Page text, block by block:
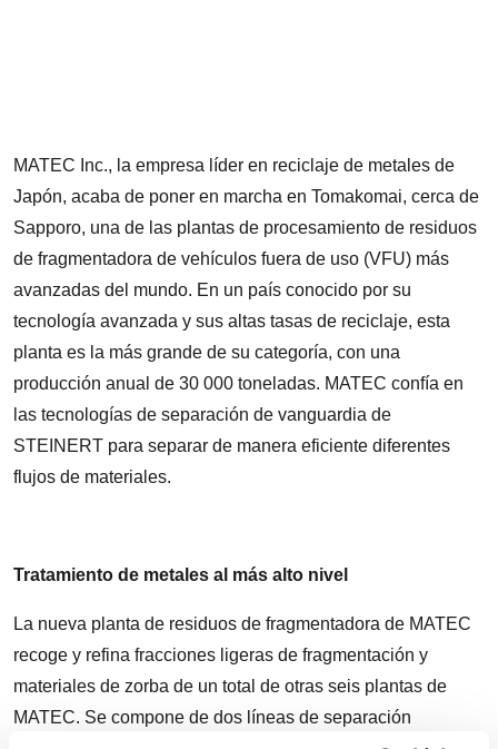
MATEC Inc., la empresa líder en reciclaje de metales de
Japón, acaba de poner en marcha en Tomakomai, cerca de
Sapporo, una de las plantas de procesamiento de residuos
de fragmentadora de vehículos fuera de uso (VFU) más
avanzadas del mundo. En un país conocido por su
tecnología avanzada y sus altas tasas de reciclaje, esta
planta es la más grande de su categoría, con una
producción anual de 30 000 toneladas. MATEC confía en
las tecnologías de separación de vanguardia de
STEINERT para separar de manera eficiente diferentes
flujos de materiales.
Tratamiento de metales al más alto nivel
La nueva planta de residuos de fragmentadora de MATEC
recoge y refina fracciones ligeras de fragmentación y
materiales de zorba de un total de otras seis plantas de
MATEC. Se compone de dos líneas de separación